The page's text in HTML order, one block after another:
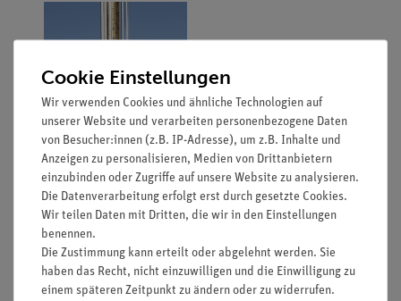
Funktion und Verwendung
Zur senkrechten und waagerechten Halterung von
Glasrohren, Thermometern und Maßband an
Stativstangen.
Cookie Einstellungen
Wir verwenden Cookies und ähnliche Technologien auf
unserer Website und verarbeiten personenbezogene Daten
von Besucher:innen (z.B. IP-Adresse), um z.B. Inhalte und
Anzeigen zu personalisieren, Medien von Drittanbietern
einzubinden oder Zugriffe auf unsere Website zu analysieren.
Die Datenverarbeitung erfolgt erst durch gesetzte Cookies.
Wir teilen Daten mit Dritten, die wir in den Einstellungen
benennen.
Die Zustimmung kann erteilt oder abgelehnt werden. Sie
haben das Recht, nicht einzuwilligen und die Einwilligung zu
einem späteren Zeitpunkt zu ändern oder zu widerrufen.